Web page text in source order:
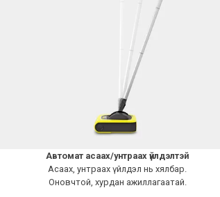
Автомат асаах/унтраах үйлдэлтэй
Асаах, унтраах үйлдэл нь хялбар.
Оновчтой, хурдан ажиллагаатай.